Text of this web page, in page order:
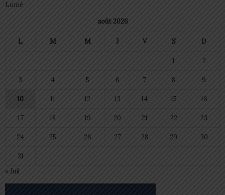
Lomé
août 2026
L M M J V S D
1 2
3 4 5 6 7 8 9
10 11 12 13 14 15 16
17 18 19 20 21 22 23
24 25 26 27 28 29 30
31
« Juil